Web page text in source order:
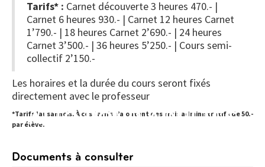
ALTO POUR ADULTES
Tarifs* : Carnet découverte 3 heures 470.- |
Carnet 6 heures 930.- | Carnet 12 heures Carnet
1’790.- | 18 heures Carnet 2’690.- | 24 heures
Carnet 3’500.- | 36 heures 5’250.- | Cours semi-
collectif 2’150.-
Les horaires et la durée du cours seront fixés
directement avec le professeur
*Tarifs lausannois. À ces tarifs s’ajoutent des frais administratifs de 50.-
par élève.
Documents à consulter